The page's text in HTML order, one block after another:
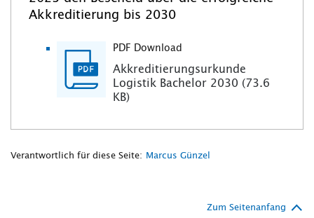
Akkreditierung bis 2030
PDF Download
Akkreditierungsurkunde
Logistik Bachelor 2030 (73.6
KB)
Verantwortlich für diese Seite: Marcus Günzel
Zum Seitenanfang